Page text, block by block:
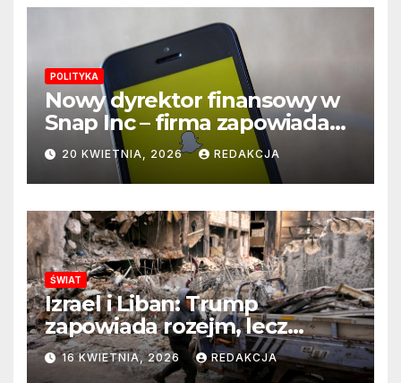
POLITYKA
Nowy dyrektor finansowy w
Snap Inc – firma zapowiada
zmianę na kluczowym
stanowisku
20 KWIETNIA, 2026 REDAKCJA
ŚWIAT
Izrael i Liban: Trump
zapowiada rozejm, lecz
perspektywa zakończenia
wojny wciąż odległa
16 KWIETNIA, 2026 REDAKCJA